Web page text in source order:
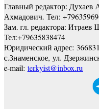
Главный редактор: Духаев
Ахмадович. Тел:
Зам. гл. редактора:
Тел:+79635838474
Юридический адрес:
с.Знаменское, ул.
e-mail: terkyist@inbox.ru